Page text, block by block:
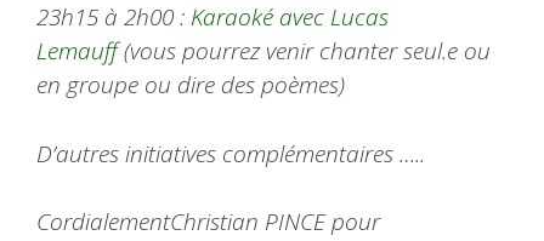
23h15 à 2h00 : Karaoké avec Lucas
Lemauff(vous pourrez venir chanter seul.e ou
en groupe ou dire des poèmes)
D’autres initiatives complémentaires …..
CordialementChristian PINCE pour